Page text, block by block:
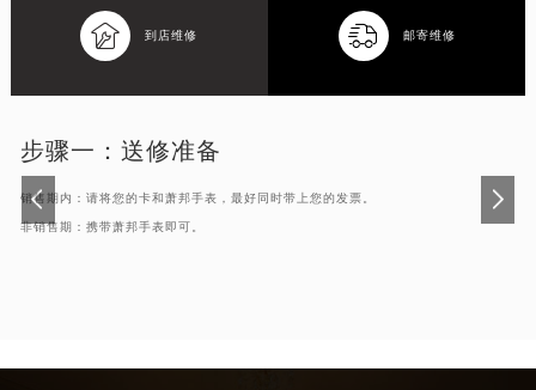
 到店维修  邮寄维修
步骤一： 送修准备
销售期内：请将您的卡和萧邦手表，最好同时带上您的发票。
非销售期：携带萧邦手表即可。